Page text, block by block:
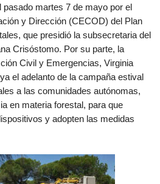
pasado martes 7 de mayo por el
y Dirección (CECOD) del Plan
que presidió la subsecretaria del
Crisóstomo. Por su parte, la
Civil y Emergencias, Virginia
el adelanto de la campaña estival
a las comunidades autónomas,
en materia forestal, para que
y adopten las medidas